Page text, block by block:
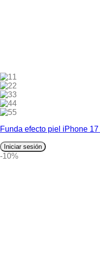
1
2
3
4
5
Funda efecto piel iPhone
Iniciar sesión
-10%